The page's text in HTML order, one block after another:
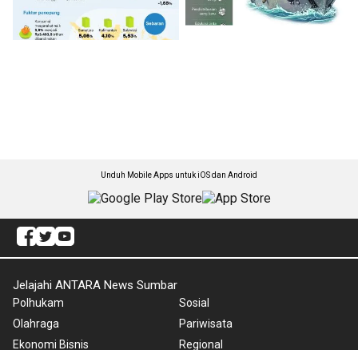
Unduh Mobile Apps untuk iOS dan Android
Jelajahi ANTARA News Sumbar
Polhukam
Olahraga
Ekonomi Bisnis
Sosial
Pariwisata
Regional